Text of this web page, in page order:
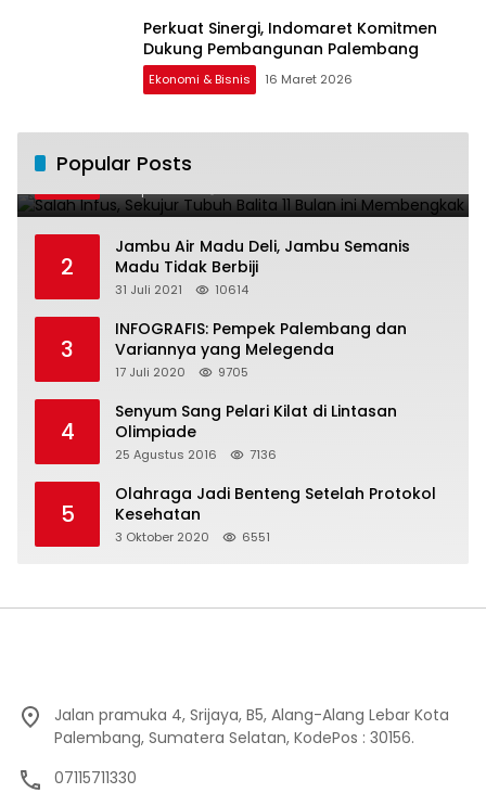
Perkuat Sinergi, Indomaret Komitmen
Dukung Pembangunan Palembang
Ekonomi & Bisnis 16 Maret 2026
Popular Posts
1
ini Membengkak
2
Jambu Air Madu Deli, Jambu Semanis
Madu Tidak Berbiji
31 Juli 2021 10614
3
INFOGRAFIS: Pempek Palembang dan
Variannya yang Melegenda
17 Juli 2020 9705
4
Senyum Sang Pelari Kilat di Lintasan
Olimpiade
25 Agustus 2016 7136
5
Olahraga Jadi Benteng Setelah Protokol
Kesehatan
3 Oktober 2020 6551
Jalan pramuka 4, Srijaya, B5, Alang-Alang Lebar Kota
Palembang, Sumatera Selatan, KodePos : 30156.
07115711330